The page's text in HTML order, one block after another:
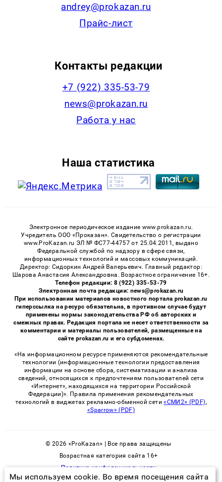
andrey@prokazan.ru
Прайс-лист
Контакты редакции
+7 (922) 335-53-79
news@prokazan.ru
Работа у нас
Наша статистика
Электронное периодическое издание www.prokazan.ru.
Учредитель ООО «Проказан». Cвидетельство о регистрации
www.ProKazan.ru ЭЛ № ФС77-44757 от 25.04.2011, выдано
Федеральной службой по надзору в сфере связи,
информационных технологий и массовых коммуникаций.
Директор: Сидоркин Андрей Валерьевич. Главный редактор:
Шарова Анастасия Александровна. Возрастное ограничение 16+.
Телефон редакции: 8 (922) 335-53-79
Электронная почта редакции: news@prokazan.ru
При использовании материалов новостного портала prokazan.ru
гиперссылка на ресурс обязательна, в противном случае будут
применены нормы законодательства РФ об авторских и
смежных правах. Редакция портала не несет ответственности за
комментарии и материалы пользователей, размещенные на
сайте prokazan.ru и его субдоменах.
«На информационном ресурсе применяются рекомендательные
технологии (информационные технологии предоставления
информации на основе сбора, систематизации и анализа
сведений, относящихся к предпочтениям пользователей сети
«Интернет», находящихся на территории Российской
Федерации)». Правила применения рекомендательных
технологий в виджетах рекламно-обменной сети«СМИ2» (PDF),
«Sparrow» (PDF)
© 2026 «ProKazan» | Все права защищены
Возрастная категория сайта 16+
Политика конфиденциальности
Мы используем cookie. Во время посещения сайта